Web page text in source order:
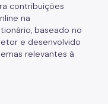
contribuições
na
baseado no
e desenvolvido
relevantes à